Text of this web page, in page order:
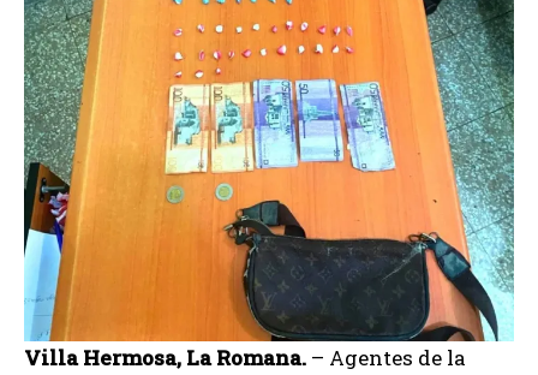
Villa Hermosa, La Romana. – Agentes de la